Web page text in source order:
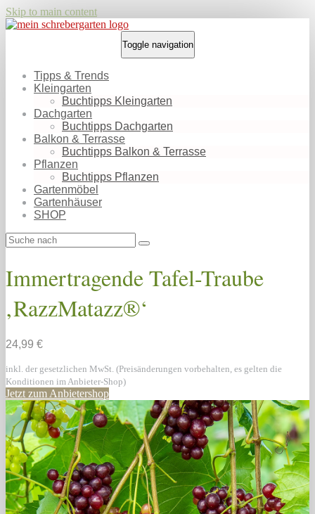
Skip to main content
Toggle navigation
Tipps & Trends
Kleingarten
Buchtipps Kleingarten
Dachgarten
Buchtipps Dachgarten
Balkon & Terrasse
Buchtipps Balkon & Terrasse
Pflanzen
Buchtipps Pflanzen
Gartenmöbel
Gartenhäuser
SHOP
Immertragende Tafel-Traube
‚RazzMatazz®‘
24,99 €
inkl. der gesetzlichen MwSt. (Preisänderungen vorbehalten, es gelten die
Konditionen im Anbieter-Shop)
Jetzt zum Anbietershop